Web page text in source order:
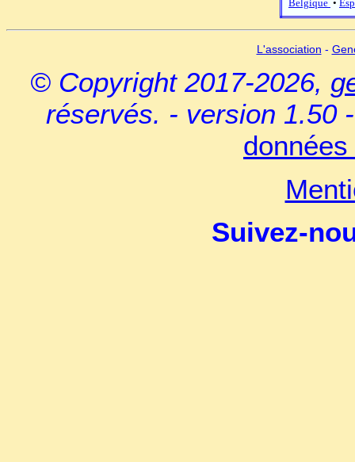
Belgique •
L'association -
© Copyright 2017-2026,
réservés. - version 1.50
Suivez-